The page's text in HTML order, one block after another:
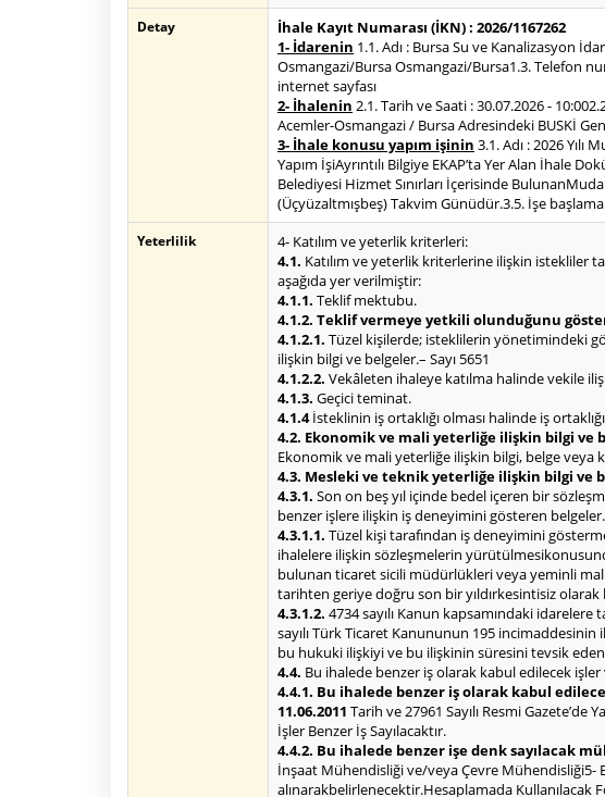
Detay
İhale Kayıt Numarası (İKN) : 2026/1167262
1- İdarenin 1.1. Adı : Bursa Su ve Kanalizasyon
Osmangazi/Bursa Osmangazi/Bursa1.3. Telefon
internet sayfası
2- İhalenin 2.1. Tarih ve Saati : 30.07.2026 -
Acemler-Osmangazi / Bursa Adresindeki BUSKİ
3- İhale konusu yapım işinin 3.1. Adı : 2026 Yılı
Yapım İşiAyrıntılı Bilgiye EKAP’ta Yer Alan İhale
Belediyesi Hizmet Sınırları İçerisinde
(Üçyüzaltmışbeş) Takvim Günüdür.3.5. İşe
Yeterlilik
4- Katılım ve yeterlik kriterleri:
4.1. Katılım ve yeterlik kriterlerine ilişkin istekliler
aşağıda yer verilmiştir:
4.1.1. Teklif mektubu.
4.1.2. Teklif vermeye yetkili olunduğunu
4.1.2.1. Tüzel kişilerde; isteklilerin yönetimindeki
ilişkin bilgi ve belgeler.– Sayı 5651
4.1.2.2. Vekâleten ihaleye katılma halinde vekile
4.1.3. Geçici teminat.
4.1.4İsteklinin iş ortaklığı olması halinde iş
4.2. Ekonomik ve mali yeterliğe ilişkin bilgi ve
Ekonomik ve mali yeterliğe ilişkin bilgi, belge
4.3. Mesleki ve teknik yeterliğe ilişkin bilgi ve
4.3.1. Son on beş yıl içinde bedel içeren bir
benzer işlere ilişkin iş deneyimini gösteren belgeler.
4.3.1.1. Tüzel kişi tarafından iş deneyimini
ihalelere ilişkin sözleşmelerin
bulunan ticaret sicili müdürlükleri veya yeminli
tarihten geriye doğru son bir yıldırkesintisiz
4.3.1.2. 4734 sayılı Kanun kapsamındaki
sayılı Türk Ticaret Kanununun 195
bu hukuki ilişkiyi ve bu ilişkinin süresini tevsik
4.4. Bu ihalede benzer iş olarak kabul edilecek
4.4.1. Bu ihalede benzer iş olarak kabul
11.06.2011 Tarih ve 27961 Sayılı Resmi
İşler Benzer İş Sayılacaktır.
4.4.2. Bu ihalede benzer işe denk sayılacak
İnşaat Mühendisliği ve/veya Çevre Mühendisliği5-
alınarakbelirlenecektir.Hesaplamada Kullanılacak